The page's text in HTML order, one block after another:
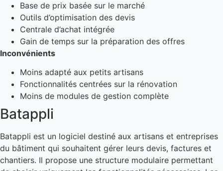
Base de prix basée sur le marché
Outils d’optimisation des devis
Centrale d’achat intégrée
Gain de temps sur la préparation des offres
Inconvénients
Moins adapté aux petits artisans
Fonctionnalités centrées sur la rénovation
Moins de modules de gestion complète
Batappli
Batappli est un logiciel destiné aux artisans et entreprises
du bâtiment qui souhaitent gérer leurs devis, factures et
chantiers. Il propose une structure modulaire permettant